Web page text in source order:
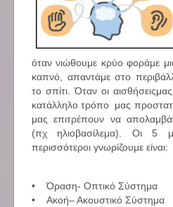
όταν νιώθουμε κρύο φοράμε
καπνό, απαντάμε στο
το σπίτι. Όταν οι
κατάλληλο τρόπο μας
μας επιτρέπουν να
(πχ ηλιοβασίλεμα). Οι 5
περισσότεροι γνωρίζουμε είναι:
• Όραση- Οπτικό Σύστημα
• Ακοή– Ακουστικό Σύστημα